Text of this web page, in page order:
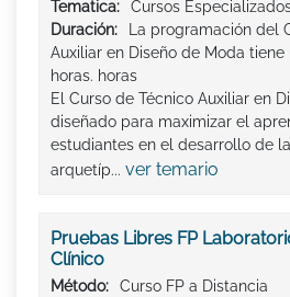
Tematica:
Cursos
Duración:
La programación del
Auxiliar en Diseño de Moda
horas. horas
El Curso de Técnico Auxiliar en
diseñado para maximizar el
estudiantes en el desarrollo de
arquetíp... ver temario
Pruebas Libres FP
Clínico
Método:
Curso FP a Distancia